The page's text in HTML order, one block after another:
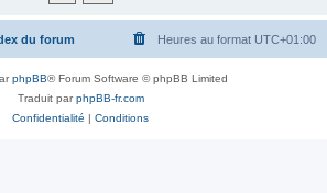
du forum Heures au format UTC+01:00
phpBB® Forum Software © phpBB Limited
Traduit parphpBB-fr.com
Confidentialité | Conditions